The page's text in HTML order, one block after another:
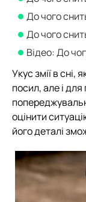
До чого
До чого
Відео: До
Укус змії в сні,
посил, але і
оцінити
його деталі